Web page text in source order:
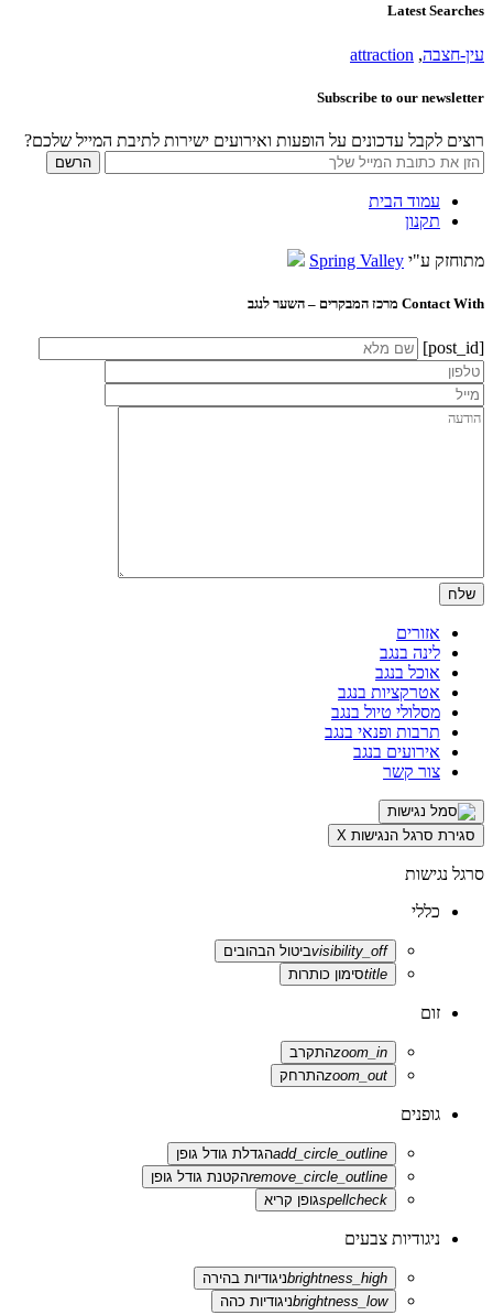
Latest Searches
עין-חצבה,
attraction
Subscribe to our newsletter
רוצים לקבל עדכונים על הופעות ואירועים ישירות לתיבת המייל שלכם?
עמוד הבית
תקנון
מתוחזק ע"י Spring Valley
Contact With מרכז המבקרים – השער לנגב
[post_id]
אזורים
לינה בנגב
אוכל בנגב
אטרקציות בנגב
מסלולי טיול בנגב
תרבות ופנאי בנגב
אירועים בנגב
צור קשר
סגירת סרגל הנגישות X
סרגל נגישות
כללי
visibility_offביטול הבהובים
titleסימון כותרות
זום
zoom_inהתקרב
zoom_outהתרחק
גופנים
add_circle_outlineהגדלת גודל גופן
remove_circle_outlineהקטנת גודל גופן
spellcheckגופן קריא
ניגודיות צבעים
brightness_highניגודיות בהירה
brightness_lowניגודיות כהה